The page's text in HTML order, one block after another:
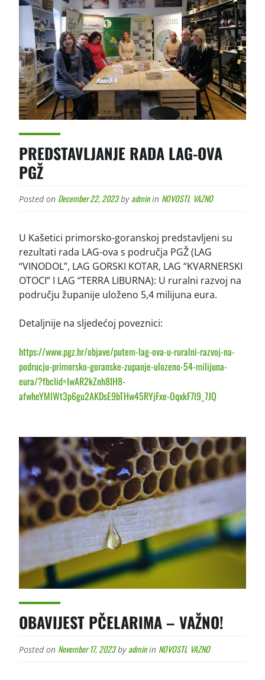
PREDSTAVLJANJE RADA LAG-OVA
PGŽ
Posted on December 22, 2023 by admin in NOVOSTI, VAZNO
U Kašetici primorsko-goranskoj predstavljeni su
rezultati rada LAG-ova s područja PGŽ (LAG
“VINODOL”, LAG GORSKI KOTAR, LAG “KVARNERSKI
OTOCI” I LAG “TERRA LIBURNA): U ruralni razvoj na
području županije uloženo 5,4 milijuna eura.
Detaljnije na sljedećoj poveznici:
https://www.pgz.hr/objave/putem-lag-ova-u-ruralni-razvoj-na-
podrucju-primorsko-goranske-zupanje-ulozeno-54-milijuna-
eura/?fbclid=IwAR2kZnh8IH8-
afwheYMlWt3p6gu2AKDsE9bTHw45RYjFxe-OqxkF7l9_7JQ
OBAVIJEST PČELARIMA – VAŽNO!
Posted on November 17, 2023 by admin in NOVOSTI, VAZNO